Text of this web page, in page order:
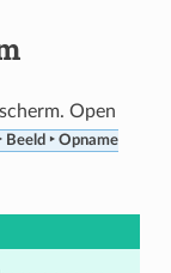
Open
Beeld ‣ Opname